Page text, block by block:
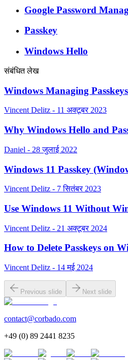
Google Password
Passkey
Windows Hello
संबंधित लेख
Windows Managing
Vincent Delitz - 11 अक्टूबर 2023
Why Windows Hello and
Daniel - 28 जुलाई 2022
Windows 11 Passkey
Vincent Delitz - 7 सितंबर 2023
Use Windows 11 Without
Vincent Delitz - 21 अक्टूबर 2024
How to Delete Passkeys on
Vincent Delitz - 14 मई 2024
Previous slide Next slide
contact@corbado.com
+49 (0) 89 2441 8235